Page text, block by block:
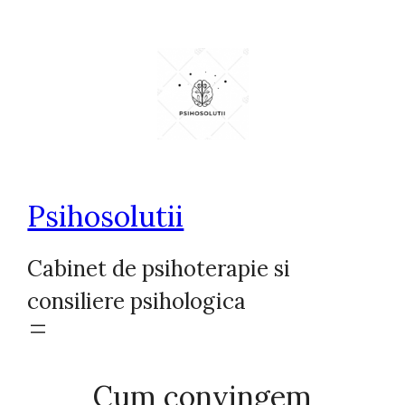
Psihosolutii
Cabinet de psihoterapie si
consiliere psihologica
Cum convingem